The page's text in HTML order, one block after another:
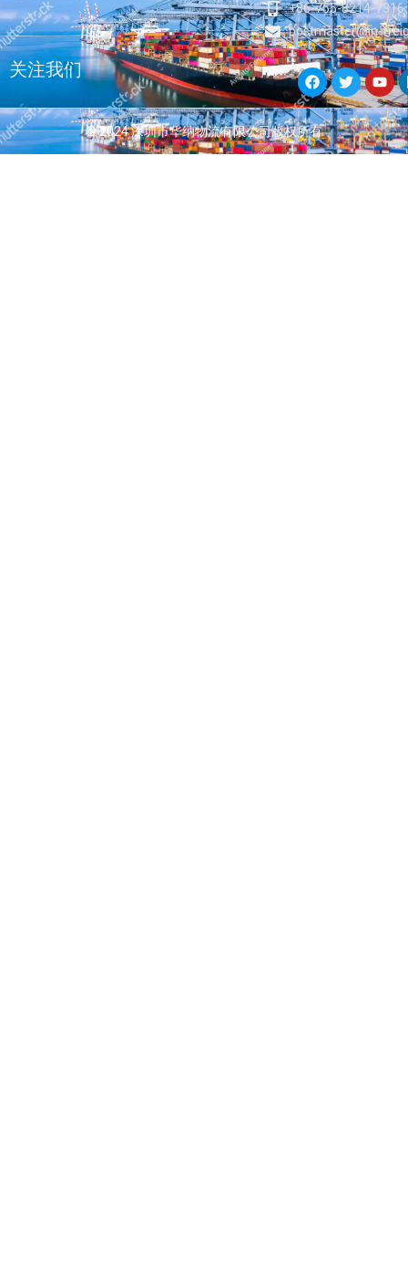
+86-755-8214-7316
postmaster@in-
关注我们
F
a
c
e
b
o
o
T
w
i
t
t
e
r
Y
o
u
t
u
b
e
© 2024 深圳市华纳物流有限公司版权所有